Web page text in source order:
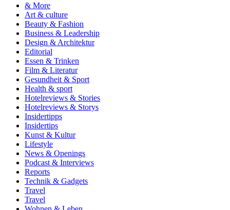
& More
Art & culture
Beauty & Fashion
Business & Leadership
Design & Architektur
Editorial
Essen & Trinken
Film & Literatur
Gesundheit & Sport
Health & sport
Hotelreviews & Stories
Hotelreviews & Storys
Insidertipps
Insidertips
Kunst & Kultur
Lifestyle
News & Openings
Podcast & Interviews
Reports
Technik & Gadgets
Travel
Travel